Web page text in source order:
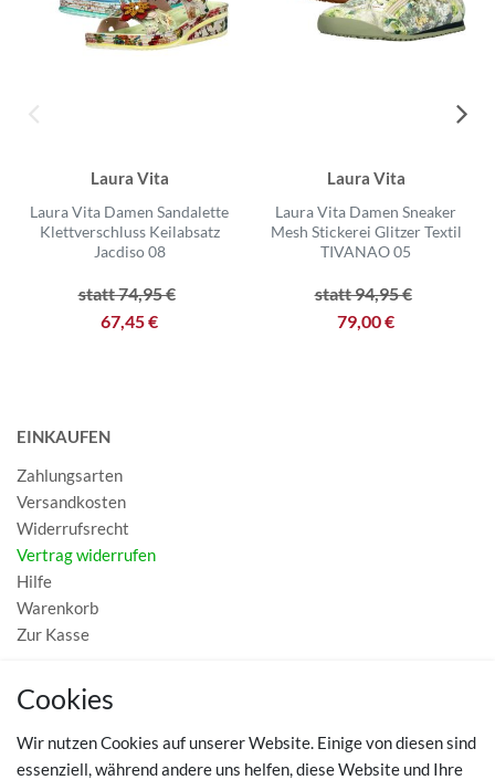
Laura Vita
Laura Vita Damen Sandalette
Klettverschluss Keilabsatz
Jacdiso 08
statt 74,95 €
67,45 €
Laura Vita
Laura Vita Damen Sneaker
Mesh Stickerei Glitzer Textil
TIVANAO 05
statt 94,95 €
79,00 €
EINKAUFEN
Zahlungsarten
Versandkosten
Widerrufsrecht
Vertrag widerrufen
Hilfe
Warenkorb
Zur Kasse
MEIN KONTO
Cookies
Wir nutzen Cookies auf unserer Website. Einige von diesen sind
essenziell, während andere uns helfen, diese Website und Ihre